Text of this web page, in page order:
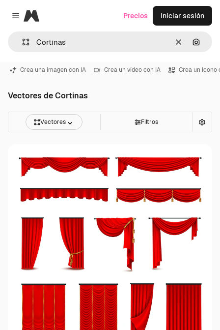
Close menu
Magnific
Borrar
Precios Iniciar sesión
Crea una imagen con IA Crea un vídeo con IA Crea un icono
Vectores de Cortinas
Vectores Filtros